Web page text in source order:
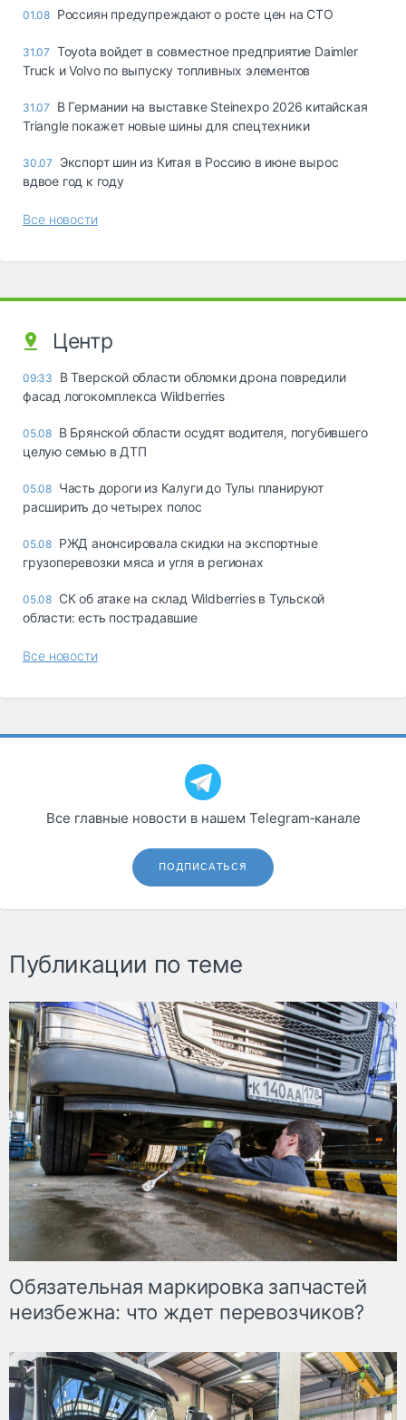
01.08 Россиян предупреждают о росте цен на СТО
31.07 Toyota войдет в совместное предприятие Daimler
Truck и Volvo по выпуску топливных элементов
31.07
В Германии на выставке Steinexpo 2026 китайская
Triangle покажет новые шины для спецтехники
30.07
Экспорт шин из Китая в Россию в июне вырос
вдвое год к году
Все новости
Центр
09:33
В Тверской области обломки дрона повредили
фасад логокомплекса Wildberries
05.08 В Брянской области осудят водителя, погубившего
целую семью в ДТП
05.08 Часть дороги из Калуги до Тулы планируют
расширить до четырех полос
05.08 РЖД анонсировала скидки на экспортные
грузоперевозки мяса и угля в регионах
05.08 СК об атаке на склад Wildberries в Тульской
области: есть пострадавшие
Все новости
Все главные новости в нашем Telegram‑канале
ПОДПИСАТЬСЯ
Публикации по теме
Обязательная маркировка запчастей
неизбежна: что ждет перевозчиков?